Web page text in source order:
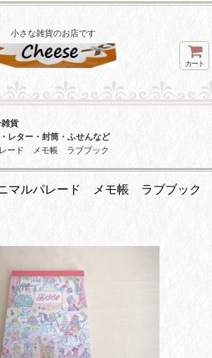
小さな雑貨のお店です
カート
貨
レター・封筒・ふせんなど
ード メモ帳 ラブブック
マルパレード メモ帳 ラブブック